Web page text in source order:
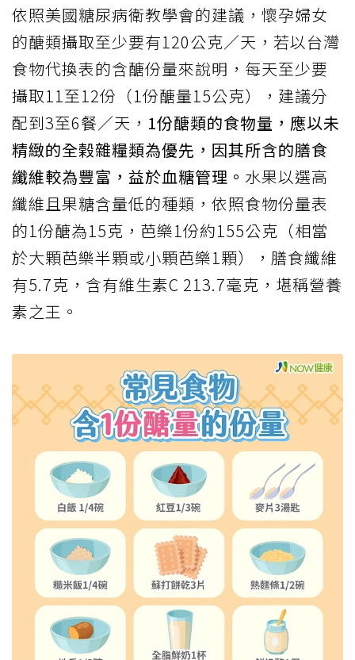
依照美國糖尿病衛教學會的建議，懷孕婦女
的醣類攝取至少要有120公克／天，若以台灣
食物代換表的含醣份量來說明，每天至少要
攝取11至12份（1份醣量15公克），建議分
配到3至6餐／天， 1份醣類的食物量，應以未
精緻的全榖雜糧類為優先，因其所含的膳食
纖維較為豐富，益於血糖管理。 水果以選高
纖維且果糖含量低的種類，依照食物份量表
的1份醣為15克，芭樂1份約155公克（相當
於大顆芭樂半顆或小顆芭樂1顆），膳食纖維
有5.7克，含有維生素C 213.7毫克，堪稱營養
素之王。